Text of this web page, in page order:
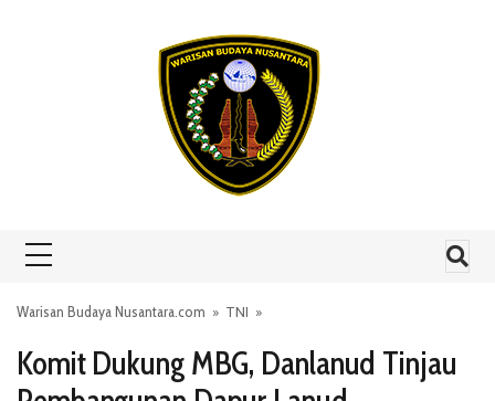
Warisan Budaya Nusantara.com » TNI »
Komit Dukung MBG, Danlanud Tinjau